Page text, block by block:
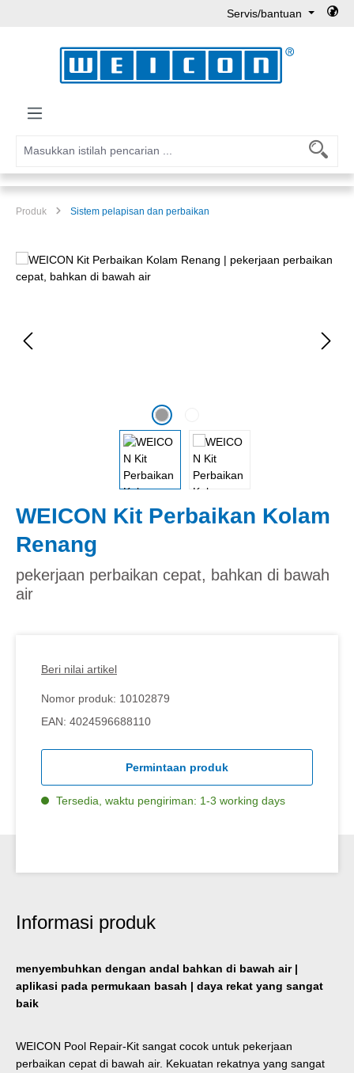
Servis/bantuan
Produk Sistem pelapisan dan perbaikan
Lewati galeri gambar
WEICON Kit Perbaikan Kolam
Renang
pekerjaan perbaikan cepat, bahkan di bawah
air
Beri nilai artikel
Nomor produk: 10102879
EAN: 4024596688110
Permintaan produk
Tersedia, waktu pengiriman: 1-3 working days
Informasi produk
menyembuhkan dengan andal bahkan di bawah air |
aplikasi pada permukaan basah | daya rekat yang sangat
baik
WEICON Pool Repair-Kit sangat cocok untuk pekerjaan
perbaikan cepat di bawah air. Kekuatan rekatnya yang sangat